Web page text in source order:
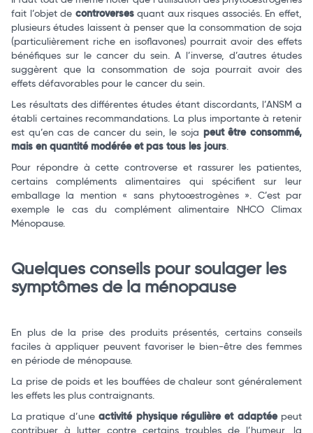
fait l’objet de controversesquant aux risques associés. En effet,
plusieurs études laissent à penser que la consommation de soja
(particulièrement riche en isoflavones) pourrait avoir des effets
bénéfiques sur le cancer du sein. A l’inverse, d’autres études
suggèrent que la consommation de soja pourrait avoir des
effets défavorables pour le cancer du sein.
Les résultats des différentes études étant discordants, l’ANSM a
établi certaines recommandations. La plus importante à retenir
est qu’en cas de cancer du sein, le soja peut être consommé,
mais en quantité modérée et pas tous les jours.
Pour répondre à cette controverse et rassurer les patientes,
certains compléments alimentaires qui spécifient sur leur
emballage la mention « sans phytoœstrogènes ». C’est par
exemple le cas du complément alimentaire NHCO Climax
Ménopause.
Quelques conseils pour soulager les
symptômes de la ménopause
En plus de la prise des produits présentés, certains conseils
faciles à appliquer peuvent favoriser le bien-être des femmes
en période de ménopause.
La prise de poids et les bouffées de chaleur sont généralement
les effets les plus contraignants.
La pratique d’uneactivité physique régulière et adaptéepeut